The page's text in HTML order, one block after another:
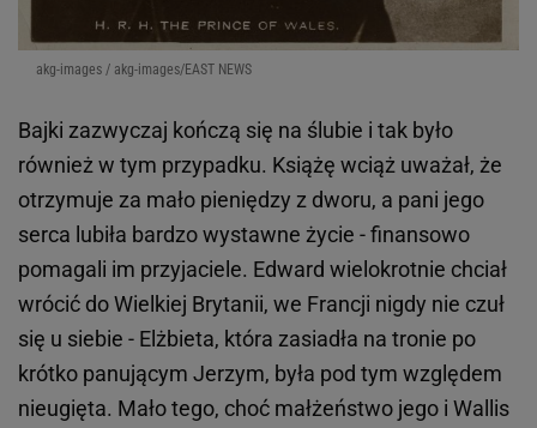
akg-images / akg-images/EAST NEWS
Bajki zazwyczaj kończą się na ślubie i tak było
również w tym przypadku. Książę wciąż uważał, że
otrzymuje za mało pieniędzy z dworu, a pani jego
serca lubiła bardzo wystawne życie - finansowo
pomagali im przyjaciele. Edward wielokrotnie chciał
wrócić do Wielkiej Brytanii, we Francji nigdy nie czuł
się u siebie - Elżbieta, która zasiadła na tronie po
krótko panującym Jerzym, była pod tym względem
nieugięta. Mało tego, choć małżeństwo jego i Wallis